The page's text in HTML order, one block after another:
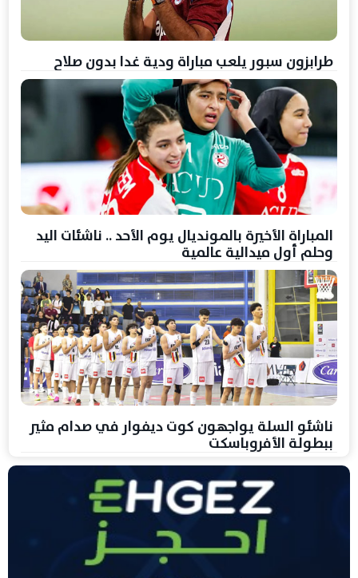
طرابزون سبور يلعب مباراة ودية غدا بدون صلاح
المباراة الأخيرة بالمونديال يوم الأحد .. ناشئات اليد
وحلم أول ميدالية عالمية
ناشئو السلة يواجهون كوت ديفوار في صدام مثير
ببطولة الأفروباسكت